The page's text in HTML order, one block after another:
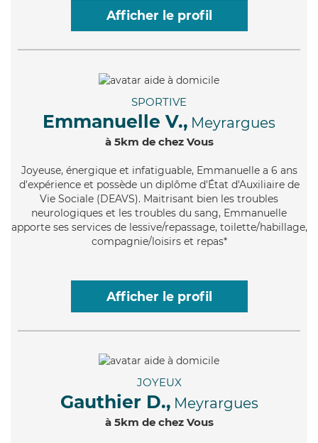
Afficher le profil
SPORTIVE
Emmanuelle V., Meyrargues
à 5km de chez Vous
Joyeuse, énergique et infatiguable, Emmanuelle a 6 ans
d'expérience et possède un diplôme d'État d'Auxiliaire de
Vie Sociale (DEAVS). Maitrisant bien les troubles
neurologiques et les troubles du sang, Emmanuelle
apporte ses services de lessive/repassage, toilette/habillage,
compagnie/loisirs et repas*
Afficher le profil
JOYEUX
Gauthier D., Meyrargues
à 5km de chez Vous